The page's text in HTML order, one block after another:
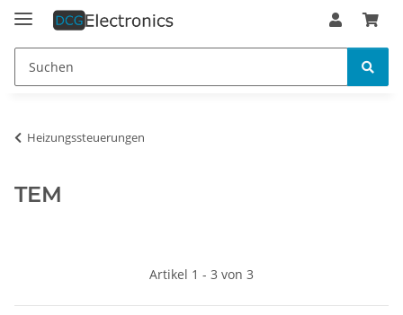
Heizungssteuerungen
TEM
Artikel 1 - 3 von 3